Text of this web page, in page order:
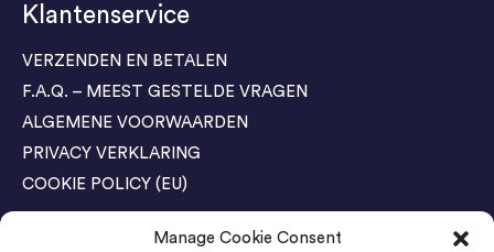
Manage Cookie Consent
Klantenservice
VERZENDEN EN BETALEN
F.A.Q. – MEEST GESTELDE VRAGEN
ALGEMENE VOORWAARDEN
PRIVACY VERKLARING
COOKIE POLICY (EU)
Agenda Trade Shows